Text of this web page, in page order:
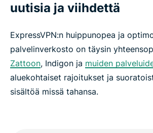
uutisia ja viihdettä
ExpressVPN:n huippunopea ja
palvelinverkosto on täysin
Zattoon, Indigon ja muiden
aluekohtaiset rajoitukset ja
sisältöä missä tahansa.